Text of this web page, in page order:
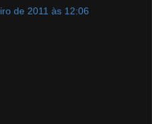
de 2011 às 12:06